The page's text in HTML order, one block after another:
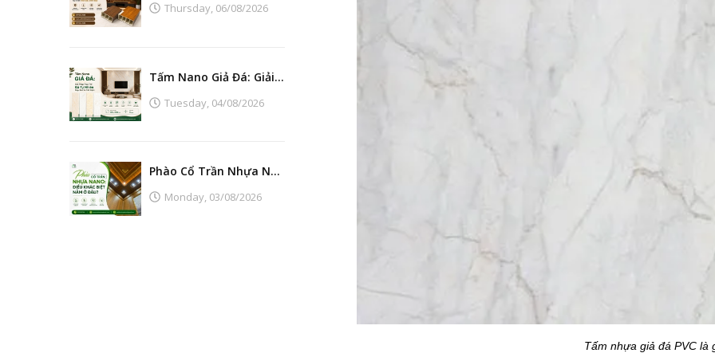
Tấm nhựa giả đá PVC là
Thursday, 06/08/2026
Tấm Nano Giả Đá: Giải Pháp Thay Thế Đá Tự Nhiên Đẹp, Bền Và Tiết Kiệm
Tuesday, 04/08/2026
Phào Cổ Trần Nhựa Nano: Điều Khác Biệt Nằm Ở Đâu?
Monday, 03/08/2026